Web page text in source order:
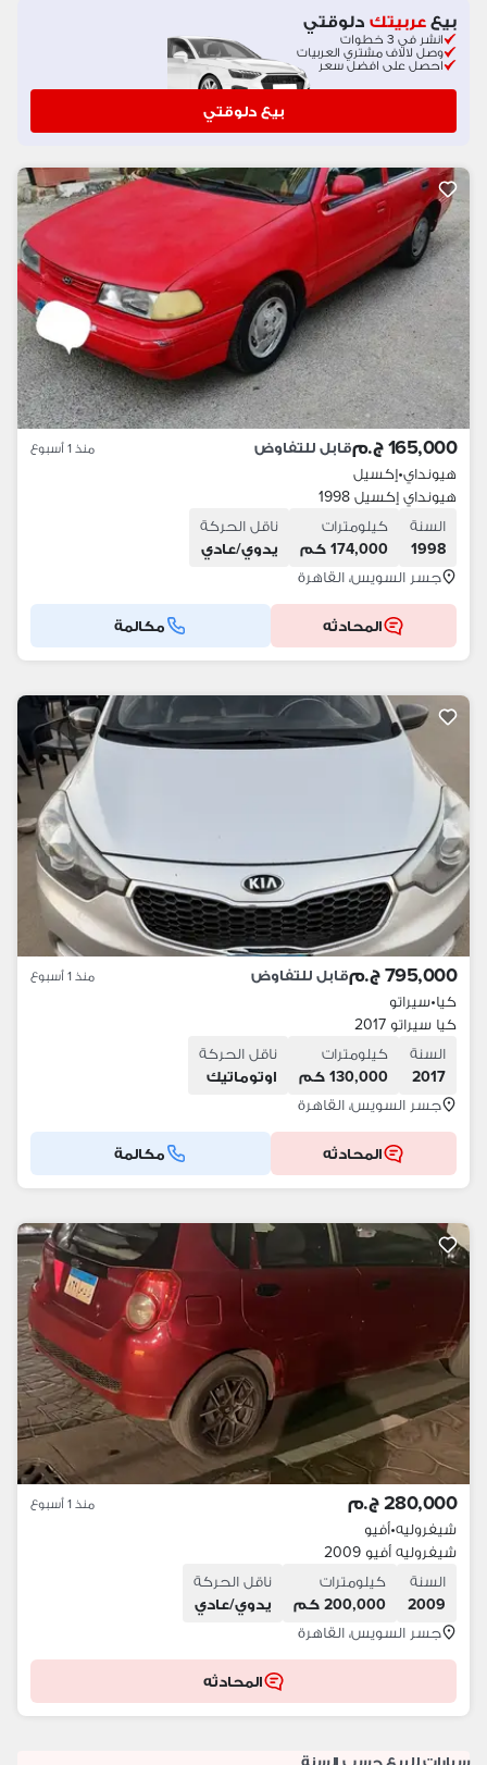
بيععربيتك دلوقتي
انشر في 3 خطوات
وصل لالاف مشتري العربيات
احصل على افضل سعر
بيع دلوقتي
165,000 ج.م قابل للتفاوض منذ 1 أسبوع
هيونداي•إكسيل
هيونداي إكسيل 1998
السنة
1998
كيلومترات
174,000 كم
ناقل الحركة
يدوي/عادي
جسر السويس، القاهرة
المحادثه مكالمة
795,000 ج.م قابل للتفاوض منذ 1 أسبوع
كيا•سيراتو
كيا سيراتو 2017
السنة
2017
كيلومترات
130,000 كم
ناقل الحركة
اوتوماتيك
جسر السويس، القاهرة
المحادثه مكالمة
280,000 ج.م منذ 1 أسبوع
شيفروليه•أفيو
شيفروليه أفيو 2009
السنة
2009
كيلومترات
200,000 كم
ناقل الحركة
يدوي/عادي
جسر السويس، القاهرة
المحادثه